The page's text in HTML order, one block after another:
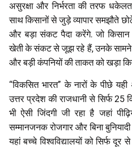
असुरक्षा और निर्भरता की तरफ
साथ किसानों से जुड़े व्यापार समझौते
और बड़ा संकट पैदा करेंगे. जो किसान
खेती के संकट से जूझ रहे हैं, उनके सामने
और बड़ी कंपनियों की ताकत को खड़ा
“विकसित भारत” के नारों के पीछे
उत्तर प्रदेश की राजधानी से सिर्फ 25
भी ऐसी जिंदगी जी रहा है जहां
सम्मानजनक रोजगार और बिना
यहां बच्चे विश्वविद्यालयों को सिर्फ